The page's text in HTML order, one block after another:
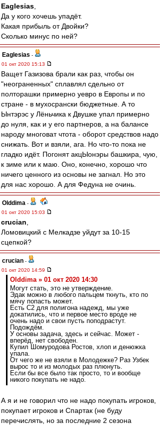
Eaglesias
Да у кого хочешь упадёт.
Какая прибыль от Двойки?
Сколько минус по ней?
Eaglesias -
01 окт 2020 15:13
Ващет Газизова брали как раз, чтобы он
"неограненных" сплавлял сдельно от
полторашки примерно уевро в Европы и по
стране - в мухосрански бюджетные. А то
Ынтэрэс у Лёньчика к Двушке упал примерно
до нуля, как и у его партнеров, а на балансе
народу многоват чтота - оборот средствов надо
снижать. Вот и взяли, ага. Но что-то пока не
гладко идёт. Погонят акцЫонэры башкира, чую,
к зиме или к маю. Оно, конечно, хорошо что
ничего ценного из основы не загнал. Но это
для нас хорошо. А для Федуна не очинь.
Olddima -
01 окт 2020 15:03
crucian
Ломовицкий с Мелкадзе уйдут за 10-15
сцепкой?
crucian -
01 окт 2020 14:59
Olddima » 01 окт 2020 14:30
Могут стать, это не утверждение.
Эдак можно в любого пальцем ткнуть, кто по
мячу попасть может.
Есть С2 для полигона надежд, мы уже
докатились, что и первое место вроде не
очень надо и свои пусть поподрастут.
Подождём.
У основы задача, здесь и сейчас. Может -
вперёд, нет свободен.
Купил Шомуродова Ростов, хлоп и денюжка
упала.
От чего же не взяли в Молодежке? Раз Узбек
вырос то и из молодых раз плюнуть.
Если бы все было так просто, то и вообще
никого покупать не надо.
А я и не говорил что не надо покупать игроков,
покупает игроков и Спартак (не буду
перечислять, но за последние 2 сезона